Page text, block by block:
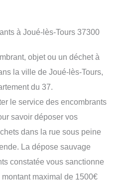
à Joué-lès-Tours 37300
objet ou un déchet à
la ville de Joué-lès-Tours,
du 37.
le service des encombrants
savoir déposer vos
dans la rue sous peine
La dépose sauvage
constatée vous sanctionne
montant maximal de 1500€